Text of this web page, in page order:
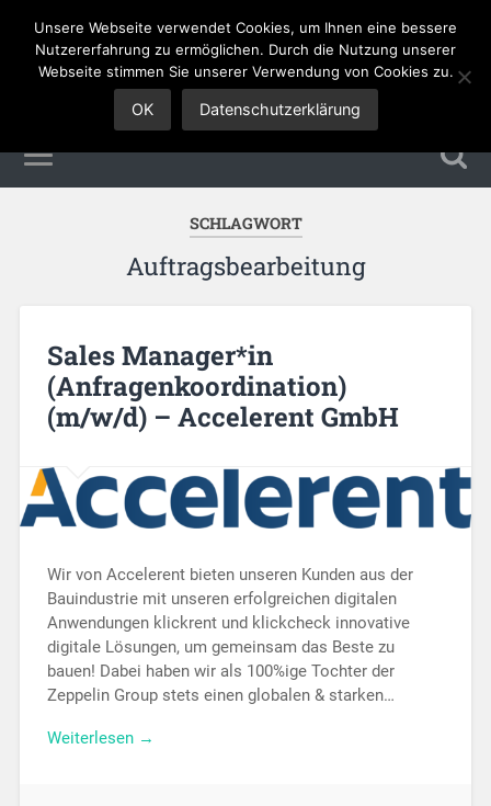
Sales Jobs
SCHLAGWORT
Auftragsbearbeitung
Sales Manager*in
(Anfragenkoordination)
(m/w/d) – Accelerent GmbH
Wir von Accelerent bieten unseren Kunden aus der
Bauindustrie mit unseren erfolgreichen digitalen
Anwendungen klickrent und klickcheck innovative
digitale Lösungen, um gemeinsam das Beste zu
bauen! Dabei haben wir als 100%ige Tochter der
Zeppelin Group stets einen globalen & starken…
Weiterlesen →
Unsere Webseite verwendet Cookies, um Ihnen eine bessere
Nutzererfahrung zu ermöglichen. Durch die Nutzung unserer
Webseite stimmen Sie unserer Verwendung von Cookies zu.
OK Datenschutzerklärung